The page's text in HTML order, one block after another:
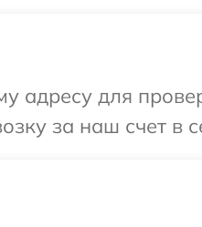
адресу для
за наш счет в